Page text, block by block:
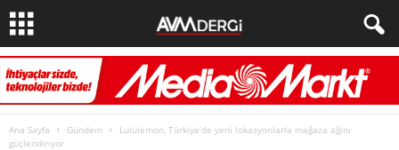
Ana Sayfa Gündem
Lululemon, Türkiye’de yeni lokasyonlarla mağaza ağını
güçlendiriyor